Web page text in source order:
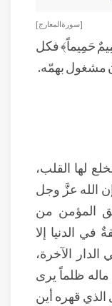
[ سورة المعارج ]
حَمِيماً﴾ فكل
مشغول بهمّه.
لها القلب،
الله عزَّ وجل
المؤمن من
في الدنيا إلا
الآخرة،
ظلماً يرى
الذي قهره أين